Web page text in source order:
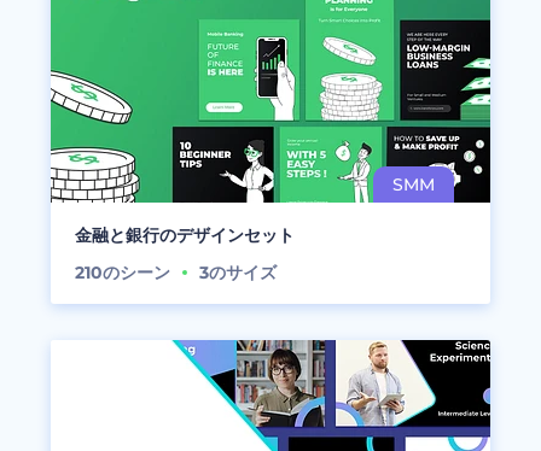
金融と銀行のデザインセット
210のシーン 3のサイズ